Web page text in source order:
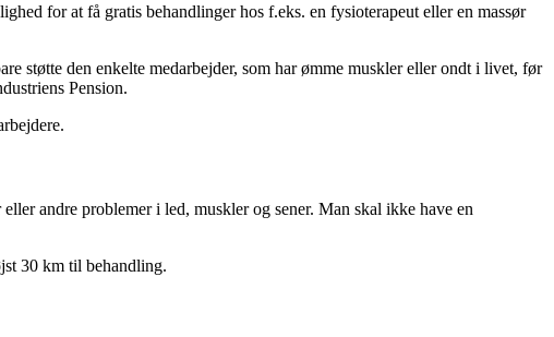
for at få gratis behandlinger hos f.eks. en fysioterapeut eller en massør
støtte den enkelte medarbejder, som har ømme muskler eller ondt i livet, før
Pension.
andre problemer i led, muskler og sener. Man skal ikke have en
30 km til behandling.